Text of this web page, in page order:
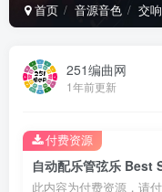
首页 音源音色 交
251编曲网
1年前更新
此内容为付费资源，请
付费资源